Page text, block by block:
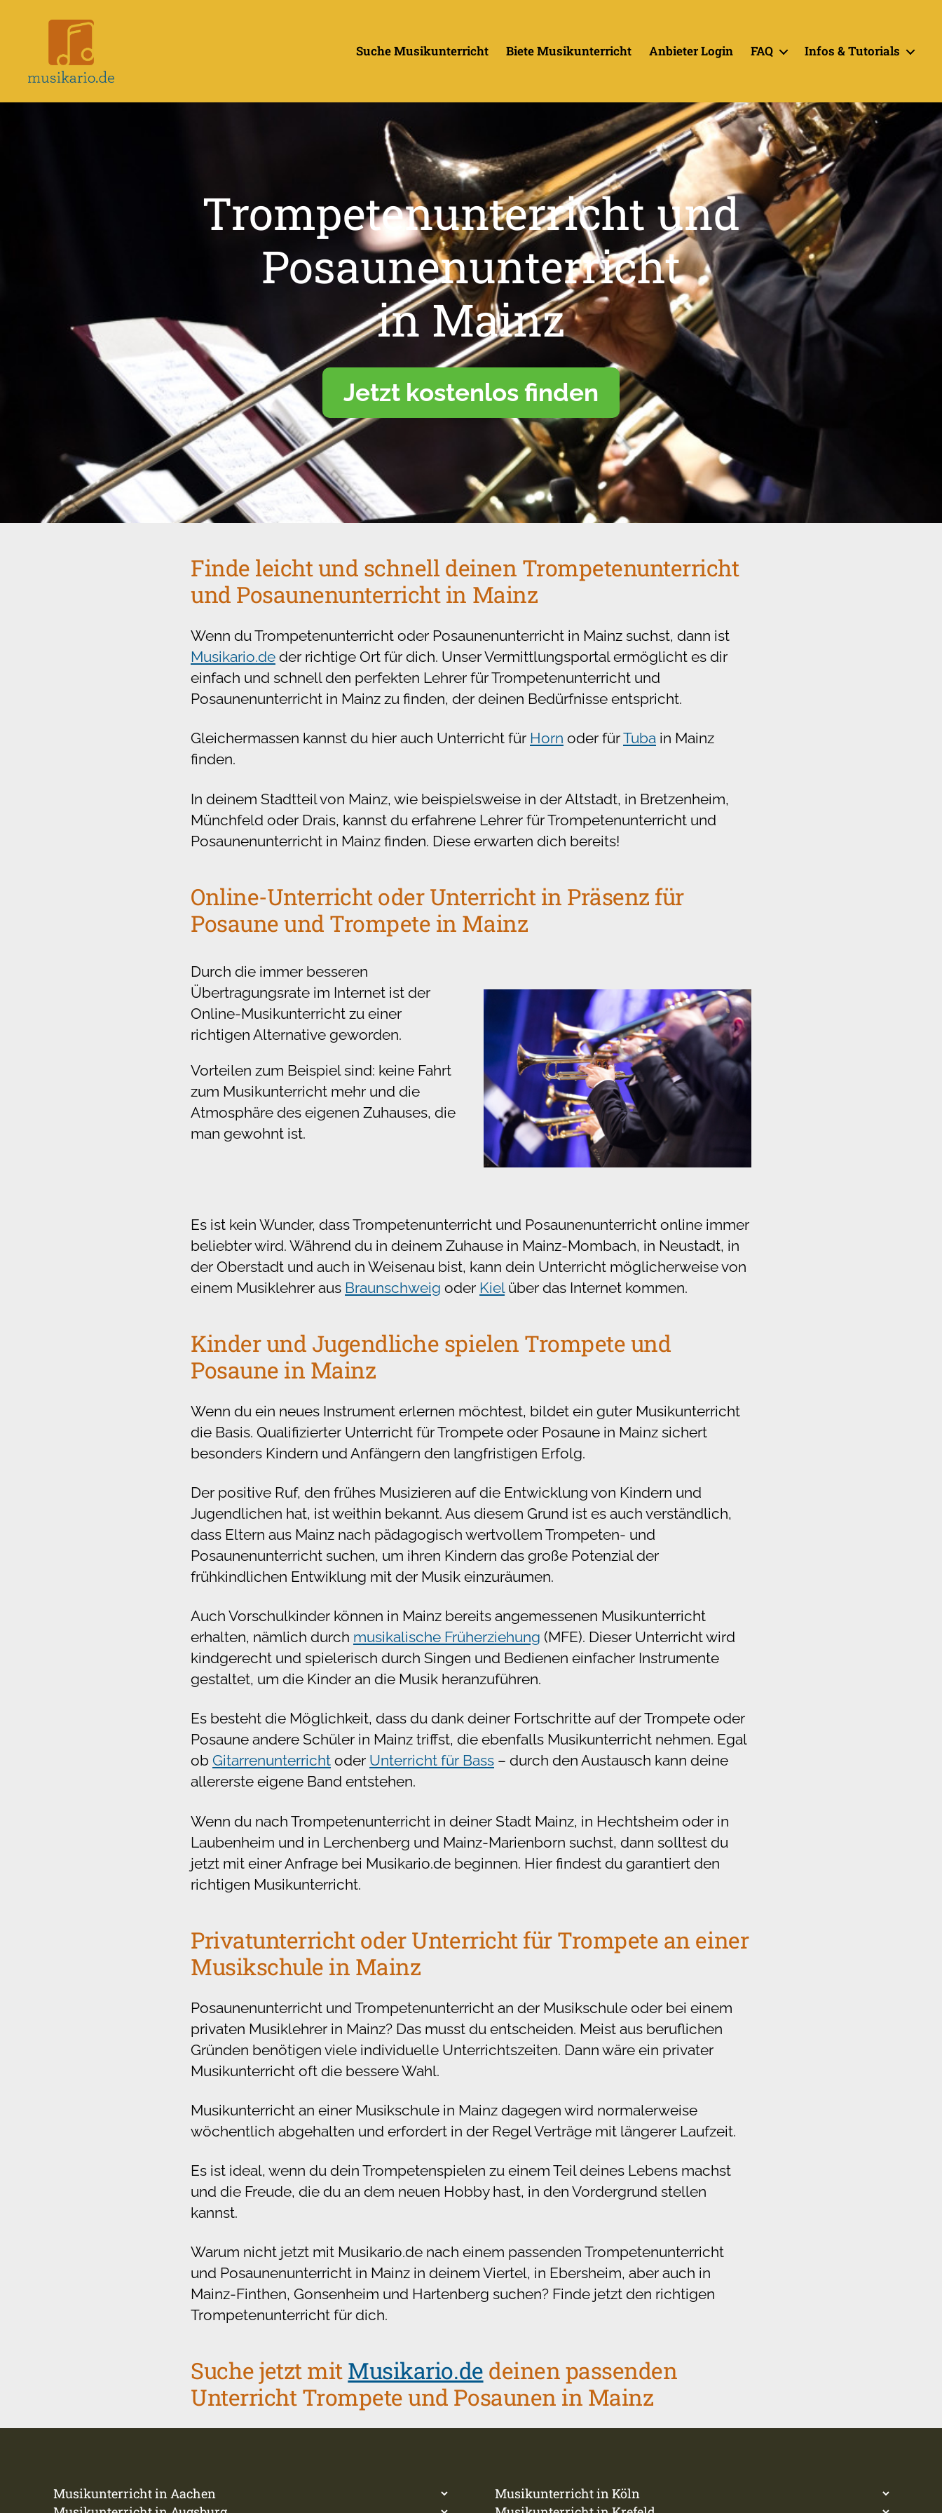
–
Suche Musikunterricht Biete Musikunterricht Anbieter Login FAQ Infos & Tutorials
Trompetenunterricht und
Posaunenunterricht
in Mainz
Jetzt kostenlos finden
Finde leicht und schnell deinen Trompetenunterricht
und Posaunenunterricht in Mainz
Wenn du Trompetenunterricht oder Posaunenunterricht in Mainz suchst, dann ist
Musikario.de der richtige Ort für dich. Unser Vermittlungsportal ermöglicht es dir
einfach und schnell den perfekten Lehrer für Trompetenunterricht und
Posaunenunterricht in Mainz zu finden, der deinen Bedürfnisse entspricht.
Gleichermassen kannst du hier auch Unterricht für Horn oder fürTuba in Mainz
finden.
In deinem Stadtteil von Mainz, wie beispielsweise in der Altstadt, in Bretzenheim,
Münchfeld oder Drais, kannst du erfahrene Lehrer für Trompetenunterricht und
Posaunenunterricht in Mainz finden. Diese erwarten dich bereits!
Online-Unterricht oder Unterricht in Präsenz für
Posaune und Trompete in Mainz
Durch die immer besseren
Übertragungsrate im Internet ist der
Online-Musikunterricht zu einer
richtigen Alternative geworden.
Vorteilen zum Beispiel sind: keine Fahrt
zum Musikunterricht mehr und die
Atmosphäre des eigenen Zuhauses, die
man gewohnt ist.
Es ist kein Wunder, dass Trompetenunterricht und Posaunenunterricht online immer
beliebter wird. Während du in deinem Zuhause in Mainz-Mombach, in Neustadt, in
der Oberstadt und auch in Weisenau bist, kann dein Unterricht möglicherweise von
einem Musiklehrer aus Braunschweig oder Kielüber das Internet kommen.
Kinder und Jugendliche spielen Trompete und
Posaune in Mainz
Wenn du ein neues Instrument erlernen möchtest, bildet ein guter Musikunterricht
die Basis. Qualifizierter Unterricht für Trompete oder Posaune in Mainz sichert
besonders Kindern und Anfängern den langfristigen Erfolg.
Der positive Ruf, den frühes Musizieren auf die Entwicklung von Kindern und
Jugendlichen hat, ist weithin bekannt. Aus diesem Grund ist es auch verständlich,
dass Eltern aus Mainz nach pädagogisch wertvollem Trompeten- und
Posaunenunterricht suchen, um ihren Kindern das große Potenzial der
frühkindlichen Entwiklung mit der Musik einzuräumen.
Auch Vorschulkinder können in Mainz bereits angemessenen Musikunterricht
erhalten, nämlich durch musikalische Früherziehung (MFE). Dieser Unterricht wird
kindgerecht und spielerisch durch Singen und Bedienen einfacher Instrumente
gestaltet, um die Kinder an die Musik heranzuführen.
Es besteht die Möglichkeit, dass du dank deiner Fortschritte auf der Trompete oder
Posaune andere Schüler in Mainz triffst, die ebenfalls Musikunterricht nehmen. Egal
ob Gitarrenunterricht oder Unterricht für Bass – durch den Austausch kann deine
allererste eigene Band entstehen.
Wenn du nach Trompetenunterricht in deiner Stadt Mainz, in Hechtsheim oder in
Laubenheim und in Lerchenberg und Mainz-Marienborn suchst, dann solltest du
jetzt mit einer Anfrage bei Musikario.de beginnen. Hier findest du garantiert den
richtigen Musikunterricht.
Privatunterricht oder Unterricht für Trompete an einer
Musikschule in Mainz
Posaunenunterricht und Trompetenunterricht an der Musikschule oder bei einem
privaten Musiklehrer in Mainz? Das musst du entscheiden. Meist aus beruflichen
Gründen benötigen viele individuelle Unterrichtszeiten. Dann wäre ein privater
Musikunterricht oft die bessere Wahl.
Musikunterricht an einer Musikschule in Mainz dagegen wird normalerweise
wöchentlich abgehalten und erfordert in der Regel Verträge mit längerer Laufzeit.
Es ist ideal, wenn du dein Trompetenspielen zu einem Teil deines Lebens machst
und die Freude, die du an dem neuen Hobby hast, in den Vordergrund stellen
kannst.
Warum nicht jetzt mit Musikario.de nach einem passenden Trompetenunterricht
und Posaunenunterricht in Mainz in deinem Viertel, in Ebersheim, aber auch in
Mainz-Finthen, Gonsenheim und Hartenberg suchen? Finde jetzt den richtigen
Trompetenunterricht für dich.
Suche jetzt mitMusikario.de deinen passenden
Unterricht Trompete und Posaunen in Mainz